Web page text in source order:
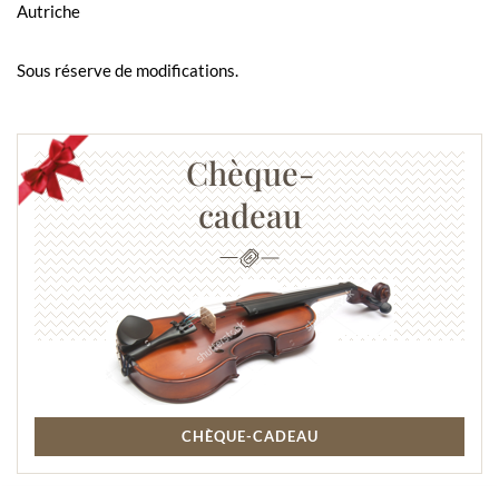
Autriche
Sous réserve de modifications.
Chèque-
cadeau
CHÈQUE-CADEAU